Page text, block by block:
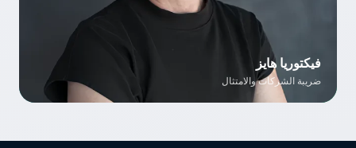
فيكتوريا هايز
ضريبة الشركات والامتثال